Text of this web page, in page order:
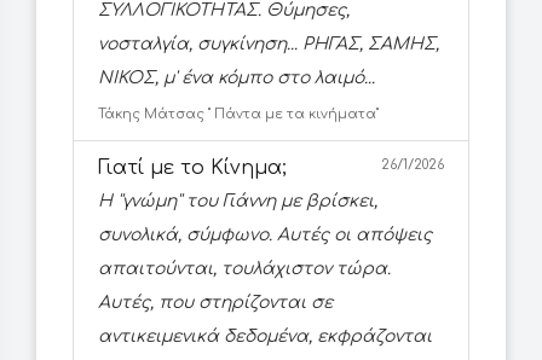
ΣΥΛΛΟΓΙΚΟΤΗΤΑΣ. Θύμησες,
νοσταλγία, συγκίνηση... ΡΗΓΑΣ, ΣΑΜΗΣ,
ΝΙΚΟΣ, μ' ένα κόμπο στο λαιμό...
Τάκης Μάτσας '' Πάντα με τα κινήματα''
Γιατί με το Κίνημα; 26/1/2026
Η ''γνώμη'' του Γιάννη με βρίσκει,
συνολικά, σύμφωνο. Αυτές οι απόψεις
απαιτούνται, τουλάχιστον τώρα.
Αυτές, που στηρίζονται σε
αντικειμενικά δεδομένα, εκφράζονται